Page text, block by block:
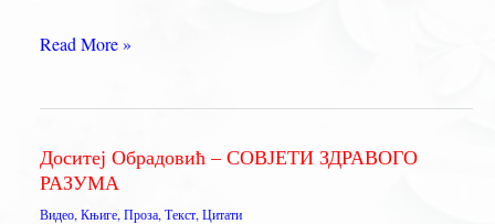
СУМЊИВО
Нушић
(Предговор)
Read More »
Доситеј Обрадовић – СОВЈЕТИ ЗДРАВОГО
РАЗУМА
Видео, Књиге, Проза, Текст, Цитати